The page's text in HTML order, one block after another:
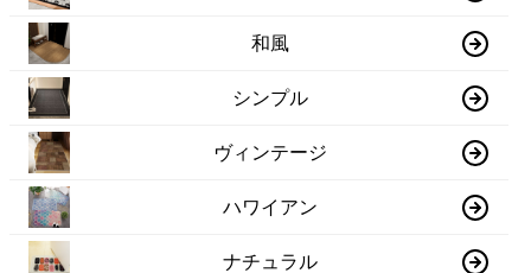
和風
シンプル
ヴィンテージ
ハワイアン
ナチュラル